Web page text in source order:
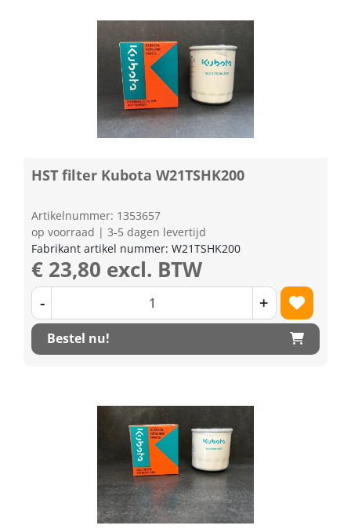
HST filter Kubota W21TSHK200
Artikelnummer: 1353657
op voorraad | 3-5 dagen levertijd
Fabrikant artikel nummer: W21TSHK200
€ 23,80 excl. BTW
- +
Bestel nu!